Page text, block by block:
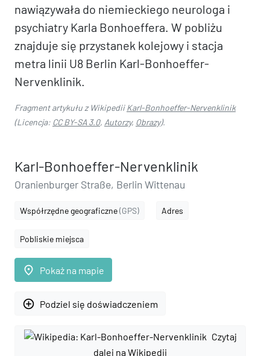
nawiązywała do niemieckiego neurologa i
psychiatry Karla Bonhoeffera. W pobliżu
znajduje się przystanek kolejowy i stacja
metra linii U8 Berlin Karl-Bonhoeffer-
Nervenklinik.
Fragment artykułu z WikipediiKarl-Bonhoeffer-Nervenklinik
(Licencja: CC BY-SA 3.0, Autorzy, Obrazy).
Karl-Bonhoeffer-Nervenklinik
Oranienburger Straße, Berlin Wittenau
Współrzędne geograficzne(GPS) Adres
Pobliskie miejsca
place Pokaż na mapie
add_circle_outline Podziel się doświadczeniem
Czytaj
dalej na Wikipedii